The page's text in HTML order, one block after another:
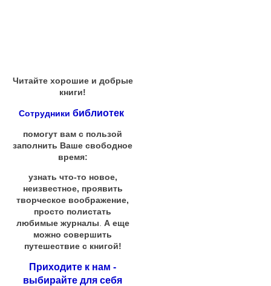
Читайте хорошие и добрые
книги!
Сотрудники библиотек
помогут вам с пользой
заполнить Ваше свободное
время:
узнать что-то новое,
неизвестное, проявить
творческое воображение,
просто полистать
любимые журналы А еще
можно совершить
путешествие с книгой!
Приходите к нам -
выбирайте для себя